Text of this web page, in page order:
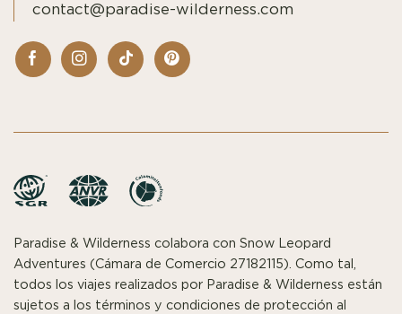
contact@paradise-wilderness.com
Paradise & Wilderness colabora con Snow Leopard
Adventures (Cámara de Comercio 27182115). Como tal,
todos los viajes realizados por Paradise & Wilderness están
sujetos a los términos y condiciones de protección al